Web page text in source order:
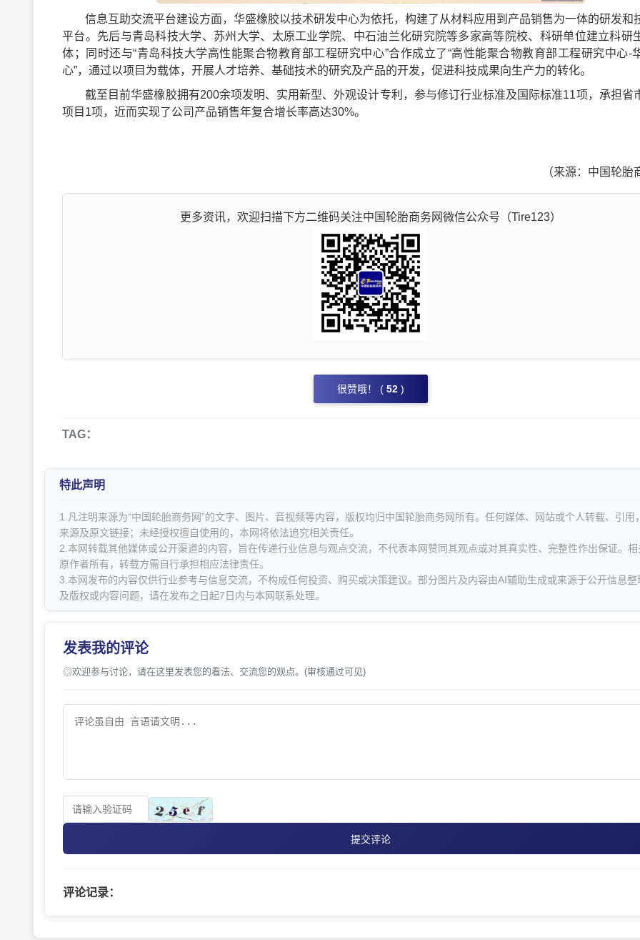
信息互助交流平台建设方面，华盛橡胶以技术研发中心为依托，构建了从材料应用到产品销售为一体的研发和
平台。先后与青岛科技大学、苏州大学、太原工业学院、中石油兰化研究院等多家高等院校、科研单位建立科研
体；同时还与“青岛科技大学高性能聚合物教育部工程研究中心”合作成立了“高性能聚合物教育部工程研究中心-
心”，通过以项目为载体，开展人才培养、基础技术的研究及产品的开发，促进科技成果向生产力的转化。
截至目前华盛橡胶拥有200余项发明、实用新型、外观设计专利，参与修订行业标准及国际标准11项，承担省
项目1项，近而实现了公司产品销售年复合增长率高达30%。
（来源：中国轮胎
更多资讯，欢迎扫描下方二维码关注中国轮胎商务网微信公众号（Tire123）
很赞哦！ ( 52 )
TAG：
特此声明
1.凡注明来源为“中国轮胎商务网”的文字、图片、音视频等内容，版权均归中国轮胎商务网所有。任何媒体、网站或个人转载、引用
来源及原文链接；未经授权擅自使用的，本网将依法追究相关责任。
2.本网转载其他媒体或公开渠道的内容，旨在传递行业信息与观点交流，不代表本网赞同其观点或对其真实性、完整性作出保证。
原作者所有，转载方需自行承担相应法律责任。
3.本网发布的内容仅供行业参考与信息交流，不构成任何投资、购买或决策建议。部分图片及内容由AI辅助生成或来源于公开信息整
及版权或内容问题，请在发布之日起7日内与本网联系处理。
发表我的评论
◎欢迎参与讨论，请在这里发表您的看法、交流您的观点。(审核通过可见)
提交评论
评论记录：